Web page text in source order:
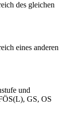
des gleichen
eines anderen
und
GS, OS